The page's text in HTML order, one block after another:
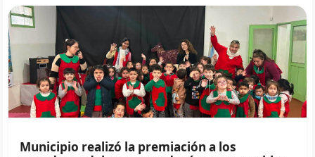
Municipio realizó la premiación a los